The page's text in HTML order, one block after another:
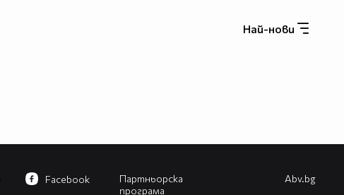
Най-нови
Партньорска
програма
Facebook Abv.bg